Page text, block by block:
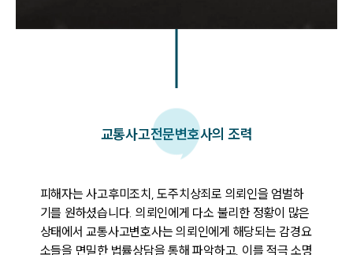
교통사고전문변호사의 조력
피해자는 사고후미조치, 도주치상죄로 의뢰인을 엄벌하
기를 원하셨습니다. 의뢰인에게 다소 불리한 정황이 많은
상태에서 교통사고변호사는 의뢰인에게 해당되는 감경요
소들을 면밀한 법률상담을 통해 파악하고, 이를 적극 소명